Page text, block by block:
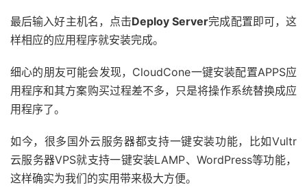
最后输入好主机名，点击Deploy Server完成配置即可，这
样相应的应用程序就安装完成。
细心的朋友可能会发现，CloudCone一键安装配置APPS应
用程序和其方案购买过程差不多，只是将操作系统替换成应
用程序了。
如今，很多国外云服务器都支持一键安装功能，比如Vultr
云服务器VPS就支持一键安装LAMP、WordPress等功能，
这样确实为我们的实用带来极大方便。